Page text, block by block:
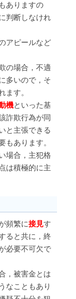
ありますの
判断しなけれ
アピールなど
の場合，不適
多いので，そ
ます。
機といった基
詐欺行為が同
と主張できる
もあります。
場合，主犯格
は積極的に主
頻繁に接見す
ると共に，終
必要不可欠で
，被害金とは
なこともあり